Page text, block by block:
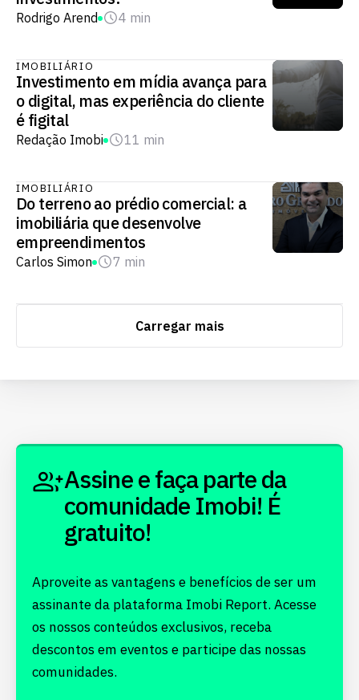
Rodrigo Arend 4 min
IMOBILIÁRIO
Investimento em mídia avança para
o digital, mas experiência do cliente
é figital
Redação Imobi 11 min
IMOBILIÁRIO
Do terreno ao prédio comercial: a
imobiliária que desenvolve
empreendimentos
Carlos Simon 7 min
Carregar mais
Assine e faça parte da
comunidade Imobi! É
gratuito!
Aproveite as vantagens e benefícios de ser um
assinante da plataforma Imobi Report. Acesse
os nossos conteúdos exclusivos, receba
descontos em eventos e participe das nossas
comunidades.